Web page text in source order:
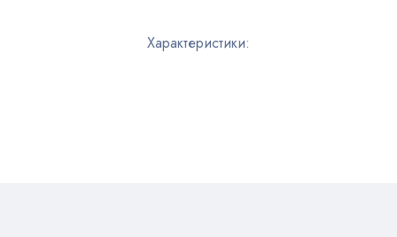
Характеристики: